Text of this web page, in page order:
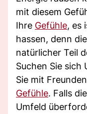
mit diesem
Ihre Gefühle, es
hassen, denn
natürlicher Teil
Suchen Sie
Sie mit
Gefühle. Falls
Umfeld